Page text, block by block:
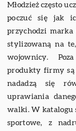
Młodzież często
poczuć się jak
przychodzi
stylizowaną na
wojownicy.
produkty firmy są
nadadzą się
uprawiania
walki. W katalogu
sportowe, z